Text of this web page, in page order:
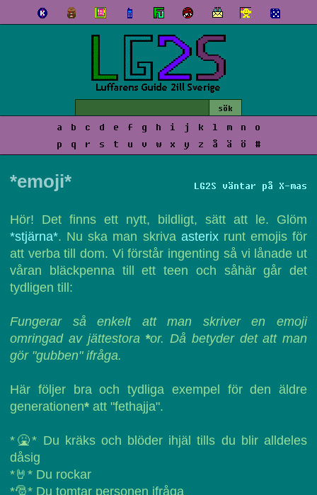
a b c d e f g h i j k l m n
o
p
q r s t u v w x y z å ä ö #
LG2S väntar på X-mas
*emoji*
Hör! Det finns ett nytt, bildligt, sätt att le. Glöm
*stjärna*. Nu ska man skriva asterixrunt emojis för
att verba till dom. Vi förstår ingenting så vi lånade ut
våran bläckpenna till ett teen och såhär går det
tydligen till:
Fungerar så enkelt att man skriver en emoji
omringad av jättestora *or. Då betyder det att man
gör "gubben" ifråga.
Här följer bra och tydliga exempel för den äldre
generationen* att "fethajja".
*🤮* Du kräks och blöder ihjäl tills du blir alldeles
dåsig
*🤘* Du rockar
*🎅* Du tomtar personen ifråga